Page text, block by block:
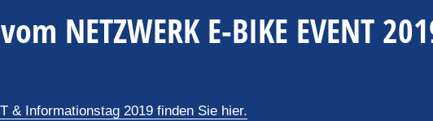
NETZWERK E-BIKE EVENT
& Informationstag 2019 finden Sie hier.